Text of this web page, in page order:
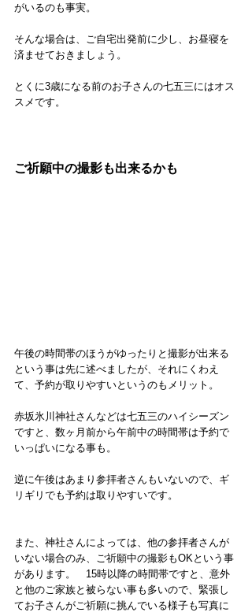
がいるのも事実。
そんな場合は、ご自宅出発前に少し、お昼寝を
済ませておきましょう。
とくに3歳になる前のお子さんの七五三にはオス
スメです。
ご祈願中の撮影も出来るかも
午後の時間帯のほうがゆったりと撮影が出来る
という事は先に述べましたが、それにくわえ
て、予約が取りやすいというのもメリット。
赤坂氷川神社さんなどは七五三のハイシーズン
ですと、数ヶ月前から午前中の時間帯は予約で
いっぱいになる事も。
逆に午後はあまり参拝者さんもいないので、ギ
リギリでも予約は取りやすいです。
また、神社さんによっては、他の参拝者さんが
いない場合のみ、ご祈願中の撮影もOKという事
があります。　15時以降の時間帯ですと、意外
と他のご家族と被らない事も多いので、緊張し
てお子さんがご祈願に挑んでいる様子も写真に